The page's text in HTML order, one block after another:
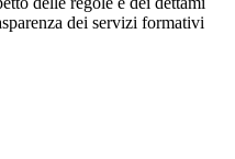
dei servizi formativi